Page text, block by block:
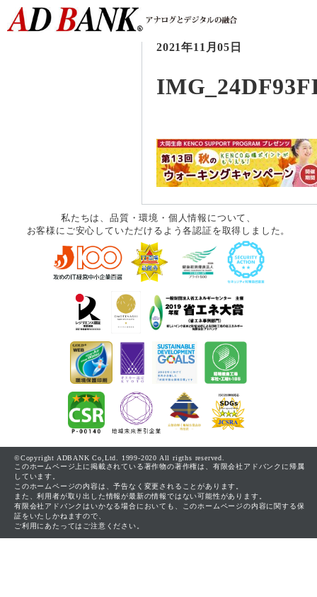
2021年11月05日
私たちは、品質・環境・個人情報について、
お客様にご安心していただけるよう各認証を取得しました。
©Copyright ADBANK Co,Ltd. 1999-2020 All rigths reserved.
このホームページ上に掲載されている著作物の著作権は、有限会社アドバンクに帰属
しています。
このホームページの内容は、予告なく変更されることがあります。
また、利用者が取り出した情報が最新の情報ではない可能性があります。
有限会社アドバンクはいかなる場合においても、このホームページの内容に関する保
証をいたしかねますので、
ご利用にあたってはご注意ください。